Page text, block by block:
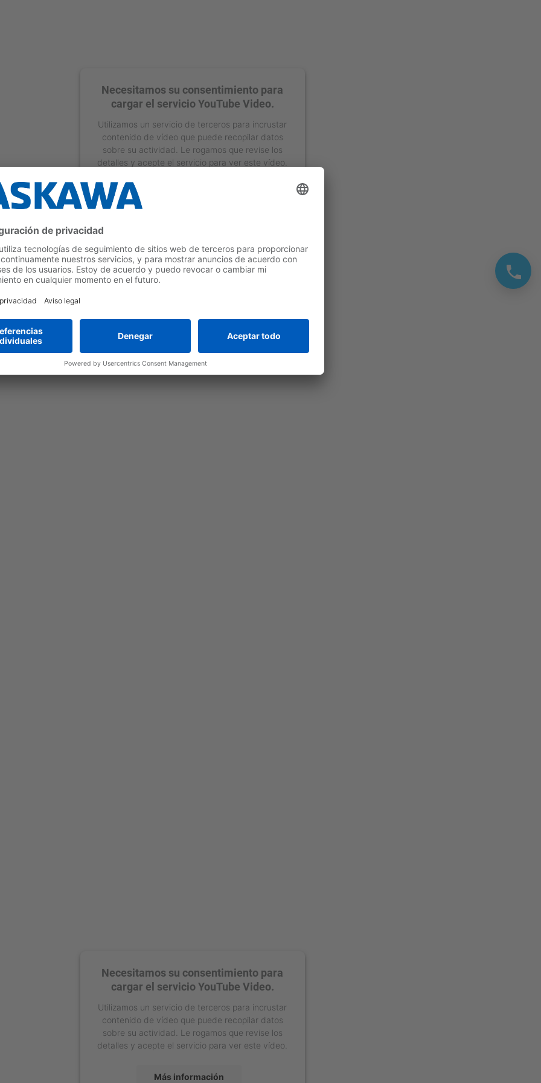
Necesitamos su consentimiento para
cargar el servicio YouTube Video.
Utilizamos un servicio de terceros para incrustar
contenido de vídeo que puede recopilar datos
sobre su actividad. Le rogamos que revise los
detalles y acepte el servicio para ver este vídeo.
powered byUsercentrics Consent Management
Platform
Necesitamos su consentimiento para
cargar el servicio YouTube Video.
Utilizamos un servicio de terceros para incrustar
contenido de vídeo que puede recopilar datos
sobre su actividad. Le rogamos que revise los
detalles y acepte el servicio para ver este vídeo.
Más información